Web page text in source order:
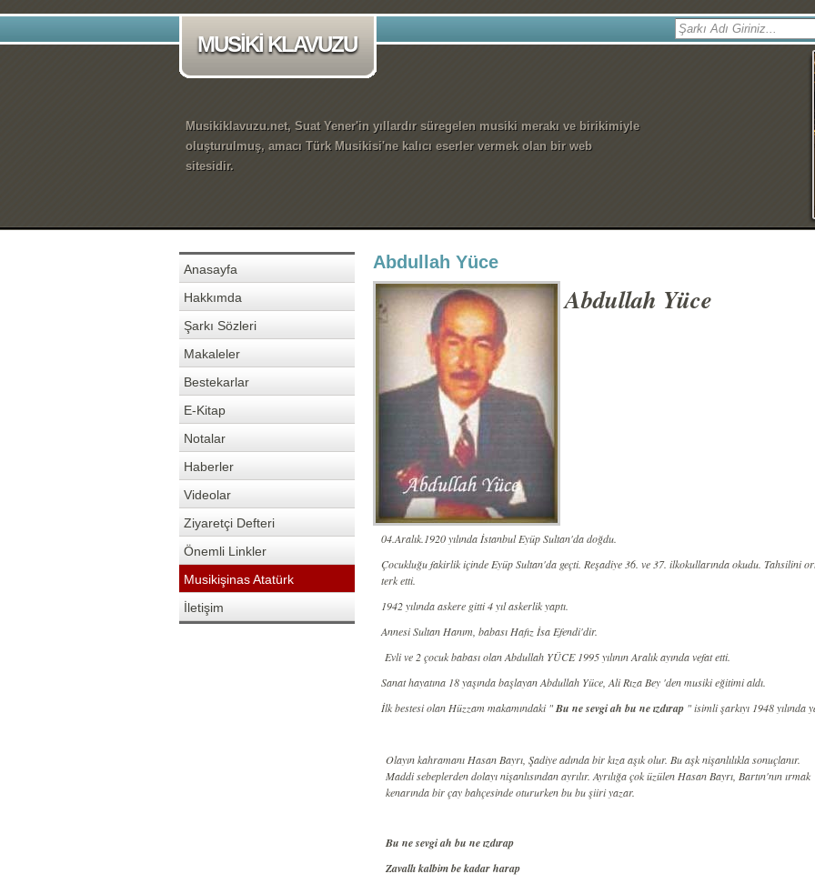
MUSİKİ KLAVUZU
Musikiklavuzu.net, Suat Yener'in yıllardır süregelen musiki merakı ve birikimiyle
oluşturulmuş, amacı Türk Musikisi'ne kalıcı eserler vermek olan bir web
sitesidir.
Anasayfa
Hakkımda
Şarkı Sözleri
Makaleler
Bestekarlar
E-Kitap
Notalar
Haberler
Videolar
Ziyaretçi Defteri
Önemli Linkler
Musikişinas Atatürk
İletişim
Abdullah Yüce
Abdullah Yüce
04.Aralık.1920 yılında İstanbul Eyüp Sultan'da doğdu.
Çocukluğu fakirlik içinde Eyüp Sultan'da geçti. Reşadiye 36. ve 37. ilkokullarında okudu. Tahsilini
terk etti.
1942 yılında askere gitti 4 yıl askerlik yaptı.
Annesi Sultan Hanım, babası Hafız İsa Efendi'dir.
Evli ve 2 çocuk babası olan Abdullah YÜCE 1995 yılının Aralık ayında vefat etti.
Sanat hayatına 18 yaşında başlayan Abdullah Yüce, Ali Rıza Bey 'den musiki eğitimi aldı.
İlk bestesi olan Hüzzam makamındaki "Bu ne sevgi ah bu ne ızdırap " isimli şarkıyı 1948 yılında
Olayın kahramanı Hasan Bayrı, Şadiye adında bir kıza aşık olur. Bu aşk nişanlılıkla sonuçlanır.
Maddi sebeplerden dolayı nişanlısından ayrılır. Ayrılığa çok üzülen Hasan Bayrı, Bartın'nın ırmak
kenarında bir çay bahçesinde otururken bu bu şiiri yazar.
Bu ne sevgi ah bu ne ızdırap
Zavallı kalbim be kadar harap